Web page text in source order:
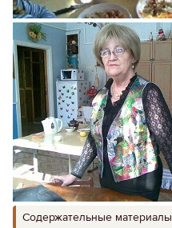
Содержательные материалы